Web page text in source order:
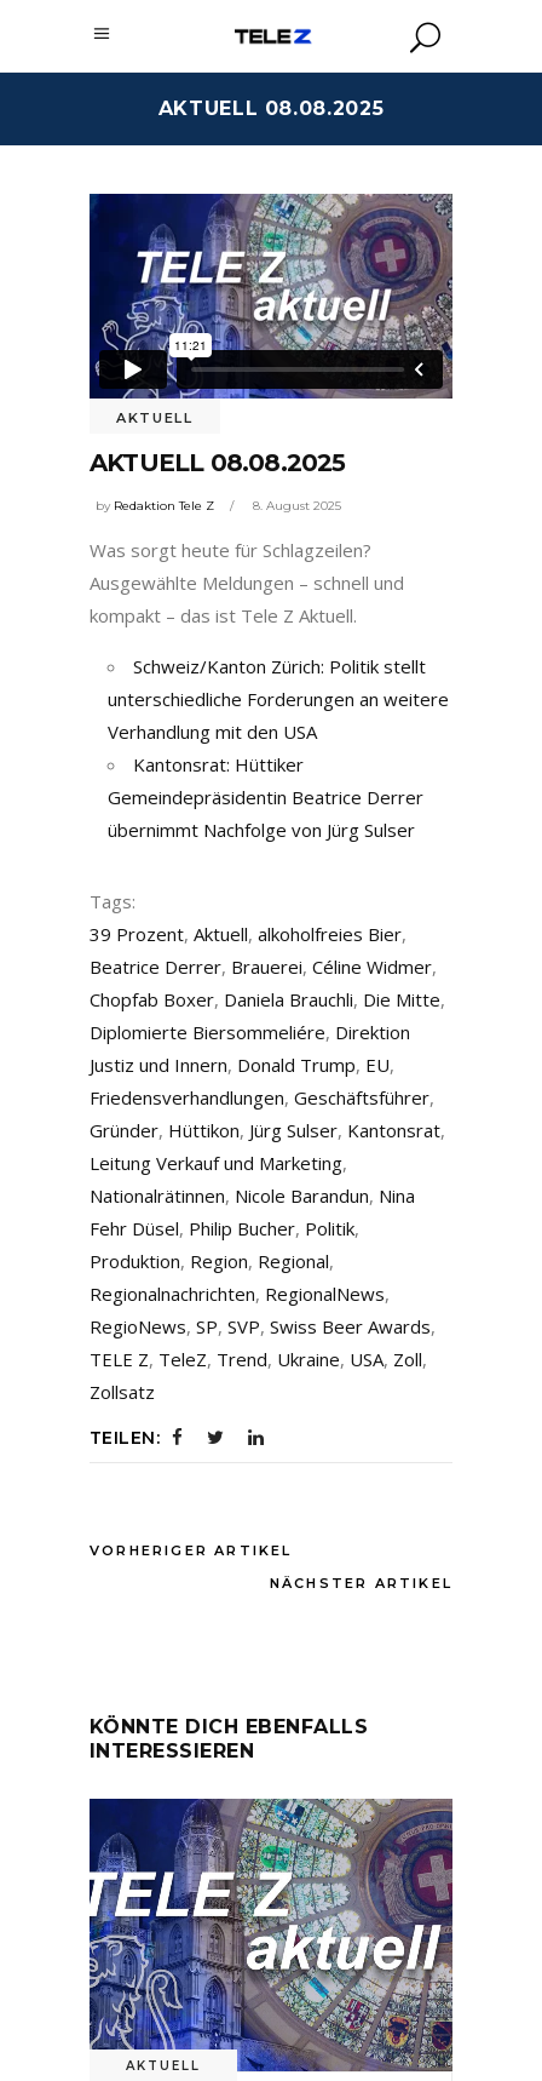
AKTUELL 08.08.2025
AKTUELL
AKTUELL 08.08.2025
by Redaktion Tele Z 8. August 2025
Was sorgt heute für Schlagzeilen?
Ausgewählte Meldungen – schnell und
kompakt – das ist Tele Z Aktuell.
Schweiz/Kanton Zürich: Politik stellt
unterschiedliche Forderungen an weitere
Verhandlung mit den USA
Kantonsrat: Hüttiker
Gemeindepräsidentin Beatrice Derrer
übernimmt Nachfolge von Jürg Sulser
Tags:
39 Prozent, Aktuell, alkoholfreies Bier,
Beatrice Derrer, Brauerei, Céline Widmer,
Chopfab Boxer, Daniela Brauchli, Die Mitte,
Diplomierte Biersommeliére, Direktion
Justiz und Innern, Donald Trump, EU,
Friedensverhandlungen, Geschäftsführer,
Gründer, Hüttikon, Jürg Sulser, Kantonsrat,
Leitung Verkauf und Marketing,
Nationalrätinnen, Nicole Barandun, Nina
Fehr Düsel, Philip Bucher, Politik,
Produktion, Region, Regional,
Regionalnachrichten, RegionalNews,
RegioNews, SP, SVP, Swiss Beer Awards,
TELE Z, TeleZ, Trend, Ukraine, USA, Zoll,
Zollsatz
TEILEN:
VORHERIGER ARTIKEL
NÄCHSTER ARTIKEL
KÖNNTE DICH EBENFALLS
INTERESSIEREN
AKTUELL